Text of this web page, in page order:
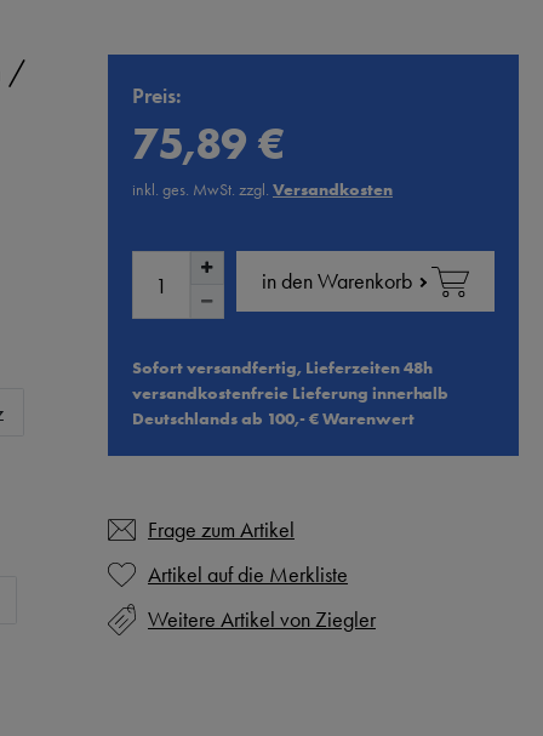
/
Preis:
75,89 €
inkl. ges. MwSt. zzgl. Versandkosten
in den Warenkorb
Sofort versandfertig, Lieferzeiten 48h
versandkostenfreie Lieferung innerhalb
Deutschlands ab 100,- € Warenwert
Frage zum Artikel
Weitere Artikel von Ziegler